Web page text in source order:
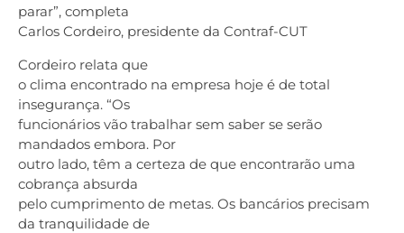
parar”, completa
Carlos Cordeiro, presidente da Contraf-CUT
Cordeiro relata que
o clima encontrado na empresa hoje é de total
insegurança. “Os
funcionários vão trabalhar sem saber se serão
mandados embora. Por
outro lado, têm a certeza de que encontrarão uma
cobrança absurda
pelo cumprimento de metas. Os bancários precisam
da tranquilidade de